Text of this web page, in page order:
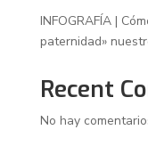
INFOGRAFÍA |
paternidad»
Recent
No hay